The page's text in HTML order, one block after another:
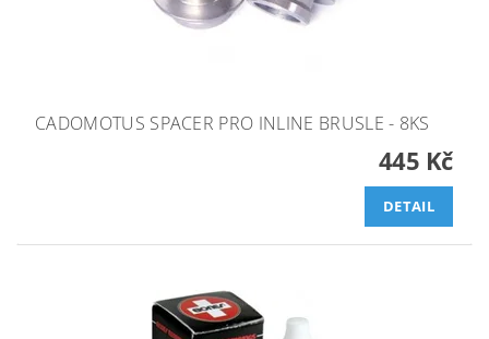
CADOMOTUS SPACER PRO INLINE BRUSLE - 8KS
445 Kč
DETAIL